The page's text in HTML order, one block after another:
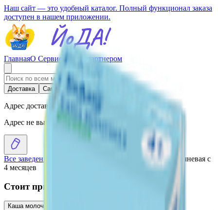
Наш сайт — это удобный каталог. Полный функционал заказа
доступен в нашем приложении.
ГлавнаяО СервисеСтать партнером
Доставка Самовывоз
Адрес доставки
Адрес не выбран
Все заведения
Каша молочная «Беллакт» гречневая с
4 месяцев
Стоит присмотреться
Каша молочная «Беллакт» овсяная с 5 месяцев
BYN